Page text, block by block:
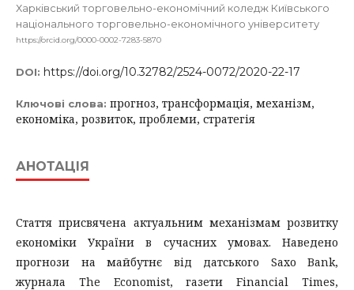
Харківський торговельно-економічний коледж Київського
національного торговельно-економічного університету
https://orcid.org/0000-0002-7283-5870
DOI: https://doi.org/10.32782/2524-0072/2020-22-17
Ключові слова: прогноз, трансформація, механізм,
економіка, розвиток, проблеми, стратегія
АНОТАЦІЯ
Стаття присвячена актуальним механізмам розвитку
економіки України в сучасних умовах. Наведено
прогнози на майбутнє від датського Saxo Bank,
журнала The Economist, газети Financial Times,